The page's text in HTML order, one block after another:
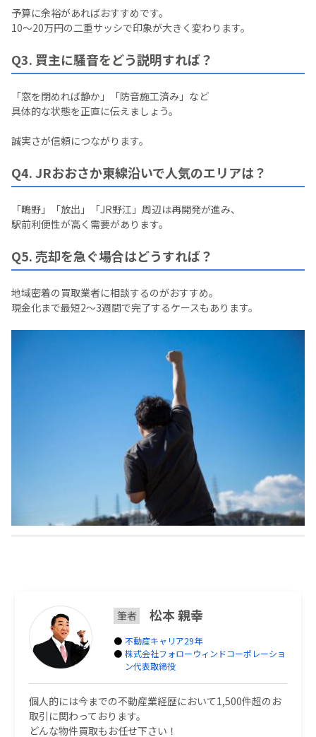
予算に余裕があればおすすめです。
10〜20万円の二重サッシで印象が大きく変わります。
Q3. 買主に騒音をどう説明すれば？
「窓を閉めれば静か」「防音施工済み」など
具体的な状態を正直に伝えましょう。
誠実さが信頼につながります。
Q4. JRおおさか東線沿いで人気のエリアは？
「鴫野」「放出」「JR野江」周辺は再開発が進み、
駅前利便性が高く需要があります。
Q5. 売却を急ぐ場合はどうすれば？
地域密着の買取業者に相談するのがおすすめ。
現金化まで最短2〜3週間で完了するケースもあります。
筆者 松本 親幸
不動産キャリア29年
株式会社フォローウィンドコーポレーショ
ン代表取締役
個人的には今までの不動産業経歴において1,500件超のお
取引に関わっております。
どんな物件買取もお任せ下さい！